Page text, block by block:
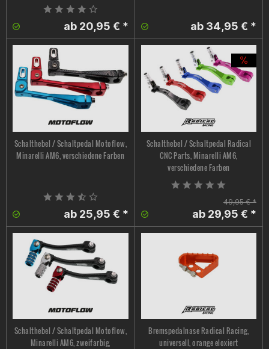
ab 20,95 € * ab 34,95 € *
Schalthebel / Schaltpedal Motoflow,
Minarelli AM6, verschiedene Farben
ab 25,95 € *
Schalthebel / Schaltpedal Radical
CNC Parts, Minarelli AM6,
verschiedene Farben
49,95 € *
ab 29,95 € *
Schalthebel / Schaltpedal Motoflow,
Minarelli AM6, zweifarbig,
Bremspedalnase Radical Racing,
universell, orange eloxiert